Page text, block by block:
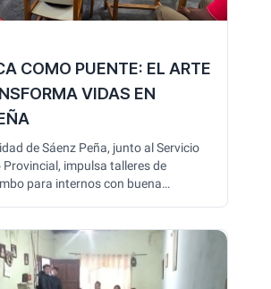
COMO PUENTE: EL ARTE
VIDAS EN
de Sáenz Peña, junto al Servicio
impulsa talleres de
para internos con buena
el valor de la cultura como
transformación y nuevas